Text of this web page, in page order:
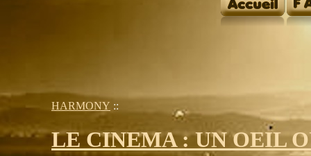
HARMONY ::
LE CINEMA : UN OEIL